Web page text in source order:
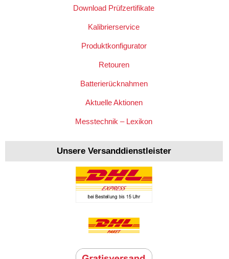
Download Prüfzertifikate
Kalibrierservice
Produktkonfigurator
Retouren
Batterierücknahmen
Aktuelle Aktionen
Messtechnik – Lexikon
Unsere Versanddienstleister